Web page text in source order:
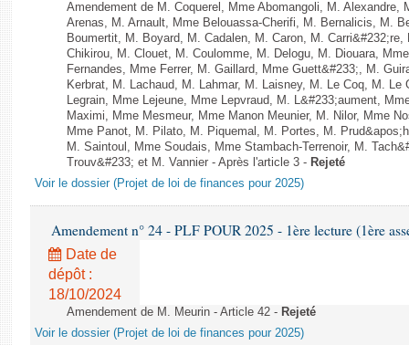
Amendement de M. Coquerel, Mme Abomangoli, M. Alexandre,
Arenas, M. Arnault, Mme Belouassa-Cherifi, M. Bernalicis, M.
Boumertit, M. Boyard, M. Cadalen, M. Caron, M.
Chikirou, M. Clouet, M. Coulomme, M. Delogu, M. Diouara,
Fernandes, Mme Ferrer, M. Gaillard, Mme Guett&#233;, M.
Kerbrat, M. Lachaud, M. Lahmar, M. Laisney, M. Le Coq, M. Le
Legrain, Mme Lejeune, Mme Lepvraud, M. L&#233;aument,
Maximi, Mme Mesmeur, Mme Manon Meunier, M. Nilor, Mme
Mme Panot, M. Pilato, M. Piquemal, M. Portes, M.
M. Saintoul, Mme Soudais, Mme Stambach-Terrenoir, M.
Trouv&#233; et M. Vannier - Après l'article 3 - Rejeté
Voir le dossier (Projet de loi de finances pour 2025)
Amendement n° 24 - PLF POUR 2025 - 1ère lecture (1ère
Date de
dépôt :
18/10/2024
Amendement de M. Meurin - Article 42 - Rejeté
Voir le dossier (Projet de loi de finances pour 2025)